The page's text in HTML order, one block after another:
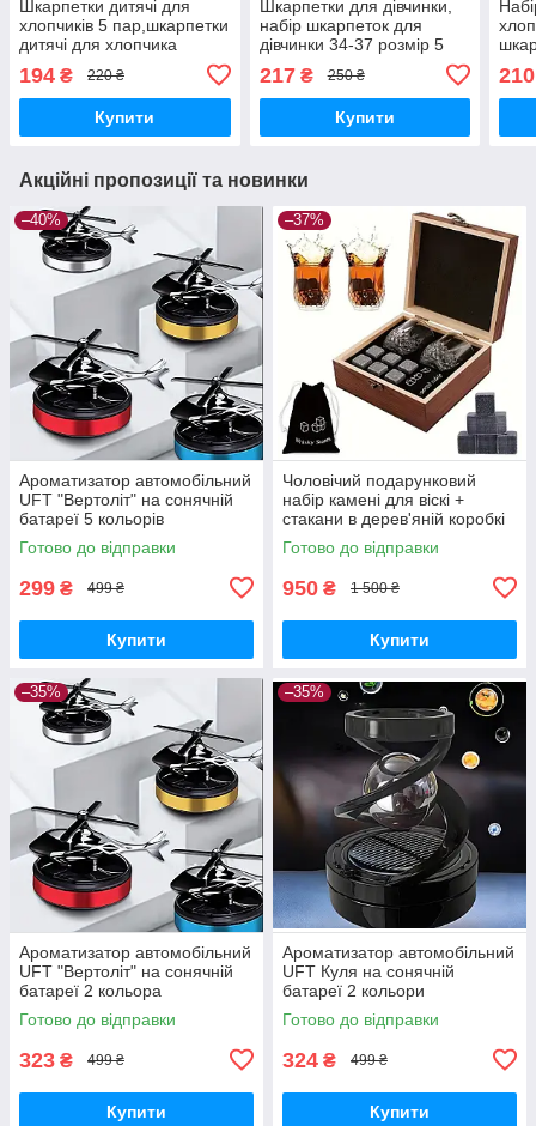
Шкарпетки дитячі для
хлопчиків 5 пар,шкарпетки
дитячі для хлопчика
194 ₴ 220 ₴
Купити
Шкарпетки для дівчинки,
набір шкарпеток для
дівчинки 34-37 розмір 5
217₴ 250 ₴
Купити
210
Акційні пропозиції та новинки
–40%
Ароматизатор автомобільний
UFT "Вертоліт" на сонячній
батареї 5 кольорів
Готово до відправки
299 ₴ 499 ₴
Купити
–37%
Чоловічий подарунковий
набір камені для віскі +
стакани в дерев'яній коробкі
Готово до відправки
950 ₴ 1 500 ₴
Купити
–35%
Ароматизатор автомобільний
UFT "Вертоліт" на сонячній
батареї 2 кольора
Готово до відправки
323 ₴ 499 ₴
Купити
–35%
Ароматизатор автомобільний
UFT Куля на сонячній
батареї 2 кольори
Готово до відправки
324 ₴ 499 ₴
Купити